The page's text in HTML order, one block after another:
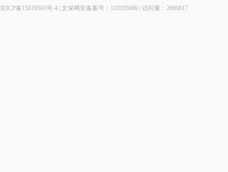
京ICP备15010503号-4 | 文保网安备案号：110105000 | 访问量： 2669817